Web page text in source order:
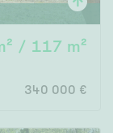
/ 117 m²
khh,
340 000 €